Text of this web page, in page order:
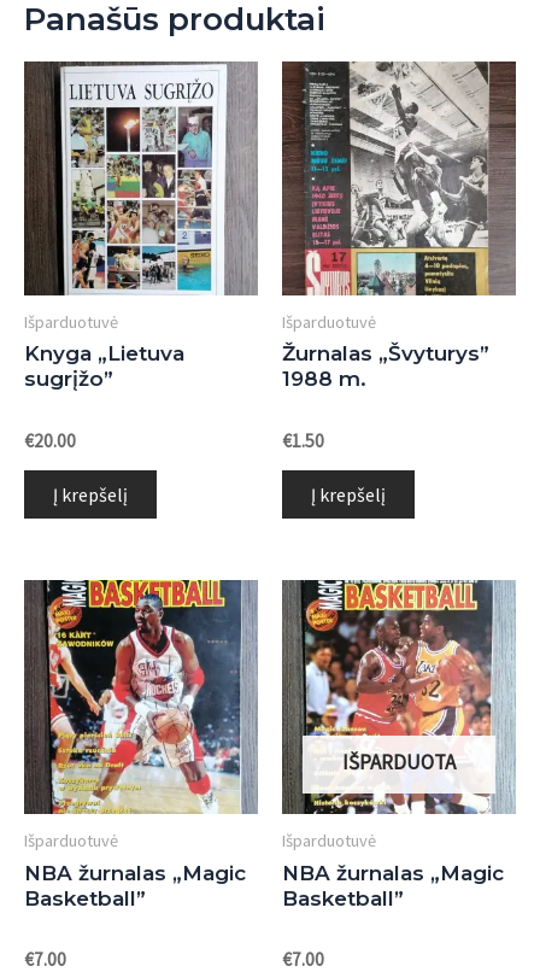
Panašūs produktai
Išparduotuvė
Knyga „Lietuva
sugrįžo”
Įvertinimas:
0
iš
€20.00
Į krepšelį
Išparduotuvė
Žurnalas „Švyturys”
1988 m.
Įvertinimas:
0
iš
€1.50
Į krepšelį
Išparduotuvė
NBA žurnalas „Magic
Basketball”
Įvertinimas:
€7.00
IŠPARDUOTA
Išparduotuvė
NBA žurnalas „Magic
Basketball”
Įvertinimas:
€7.00